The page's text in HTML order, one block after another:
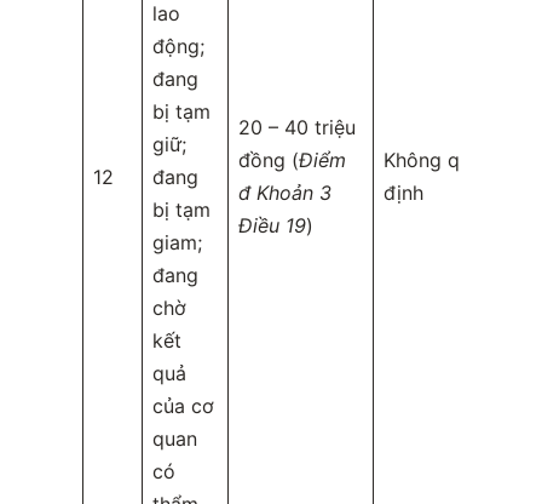
12
lao
động;
đang
bị tạm
giữ;
đang
bị tạm
giam;
đang
chờ
kết
quả
của cơ
quan
có
20 – 40 triệu
đồng (Điểm
đ Khoản 3
Điều 19)
Không quy
định